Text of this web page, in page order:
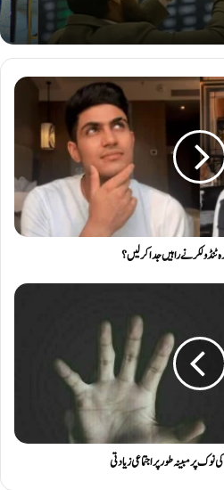
نے راہیں جدا کرلیں؟
پر مبینہ طور پر اجتماعی زیادتی